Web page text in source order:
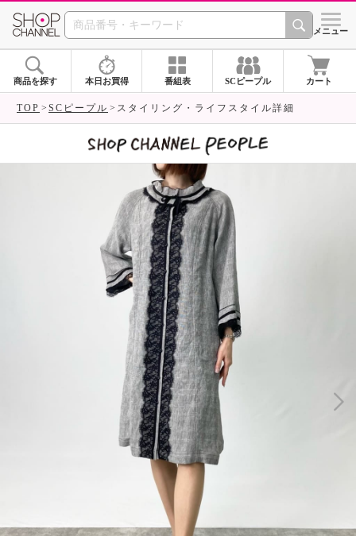
SHOP CHANNEL シメニュー
商品を探す 本日お買得 番組表 SCピープル カート
TOP SCピープル スタイリング・ライフスタイル詳細